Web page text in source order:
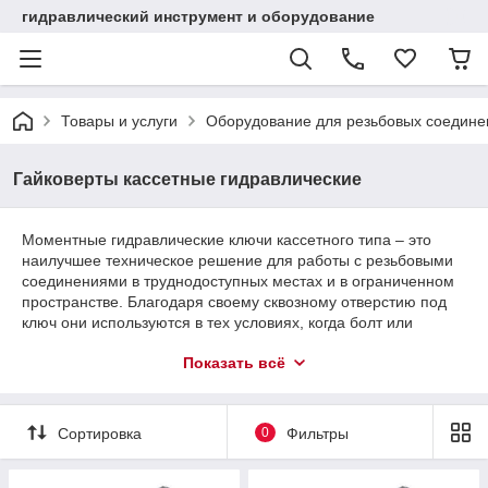
гидравлический инструмент и оборудование
Товары и услуги Оборудование для резьбовых
Гайковерты кассетные гидравлические
Моментные гидравлические ключи кассетного типа – это
наилучшее техническое решение для работы с резьбовыми
соединениями в труднодоступных местах и в ограниченном
пространстве. Благодаря своему сквозному отверстию под
ключ они используются в тех условиях, когда болт или
справляются с задачами, которые не могут выполнить
надежности. Модельный ряд включат себя кассетные
гидрогайковерты с диапазоном мощности затяжки от 4900
до 23730 Nm, предназначенных для работы с гайками и
Показать всё
Сортировка 0 Фильтры